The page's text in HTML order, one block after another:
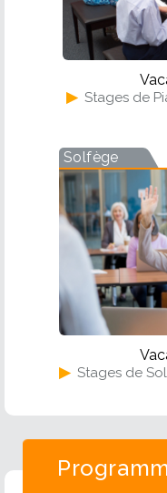
▶ Stages de
Solfège
▶ Stages de